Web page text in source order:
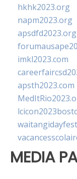
hkhk2023.org
napm2023.org
apsdfd2023.org
imkl2023.com
apsth2023.com
MEDIA